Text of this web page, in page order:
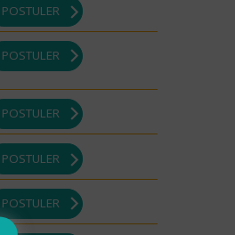
POSTULER
POSTULER
POSTULER
POSTULER
POSTULER